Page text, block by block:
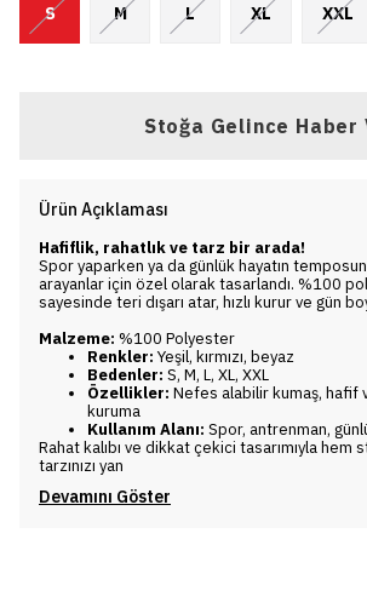
S M L XL XXL
Stoğa Gelince Haber
Ürün Açıklaması
Hafiflik, rahatlık ve tarz bir arada!
Spor yaparken ya da günlük hayatın
arayanlar için özel olarak tasarlandı. %100
sayesinde teri dışarı atar, hızlı kurur ve gün
Malzeme: %100 Polyester
Renkler: Yeşil, kırmızı, beyaz
Bedenler: S, M, L, XL, XXL
Özellikler: Nefes alabilir kumaş, hafif
kuruma
Kullanım Alanı: Spor, antrenman,
Rahat kalıbı ve dikkat çekici tasarımıyla
tarzınızı yan
Devamını Göster